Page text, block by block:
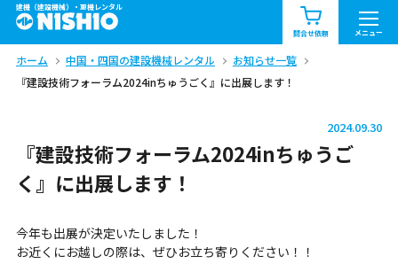
建機（建設機械）・重機レンタル
問合せ依頼 メニュー
商品一覧 お知らせ一覧
問合せ依頼リスト お問合せ
北海道 東北 関東
中部
九州・沖縄（外部）
ホーム 中国・四国の建設機械レンタル
お知らせ一覧
『建設技術フォーラム2024inちゅうごく』に出展します！
2024.09.30
『建設技術フォーラム2024inちゅうご
く』に出展します！
今年も出展が決定いたしました！
お近くにお越しの際は、ぜひお立ち寄りください！！